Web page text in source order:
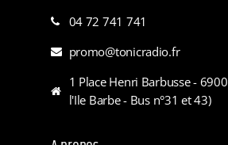
04 72 741 741
promo@tonicradio.fr
1 Place Henri Barbusse -
l'Ile Barbe - Bus n°31 et 43)